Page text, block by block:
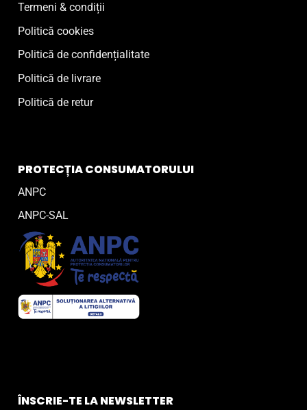
Termeni & condiții
Politică cookies
Politică de confidențialitate
Politică de livrare
Politică de retur
PROTECȚIA CONSUMATORULUI
ANPC
ANPC-SAL
ÎNSCRIE-TE LA NEWSLETTER